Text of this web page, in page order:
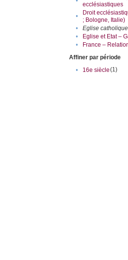
ecclésiastiques
•
Droit
; Bologne, Italie)
• Eglise
•
Eglise et Etat –
•
France –
Affiner par période
•
16e siècle(1)